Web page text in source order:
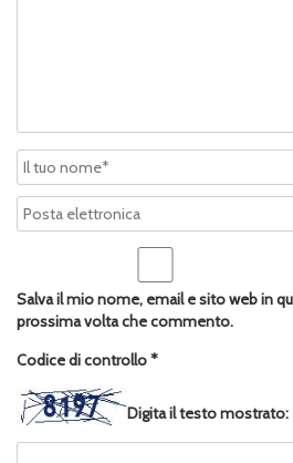
Salva il mio nome, email e sito web in
prossima volta che commento.
Codice di controllo*
Digita il testo mostrato: